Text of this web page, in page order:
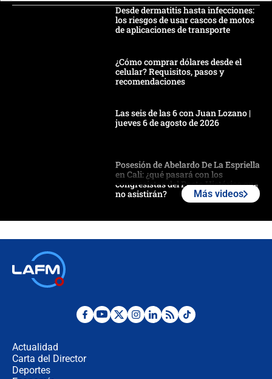
Desde dermatitis hasta infecciones:
los riesgos de usar cascos de motos
de aplicaciones de transporte
¿Cómo comprar dólares desde el
celular? Requisitos, pasos y
recomendaciones
Las seis de las 6 con Juan Lozano |
jueves 6 de agosto de 2026
Posesión de Abelardo De La Espriella
en Cali: ¿qué pasará con los
congresistas del Pacto Histórico que
no asistirán?
¿Por qué De la Espriella gobernará
Más videos
Actualidad
Carta del Director
Deportes